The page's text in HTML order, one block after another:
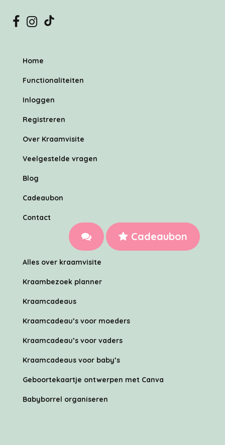
Cadeaubon
Home
Functionaliteiten
Inloggen
Registreren
Over Kraamvisite
Veelgestelde vragen
Blog
Cadeaubon
Contact
Alles over kraamvisite
Kraambezoek planner
Kraamcadeaus
Kraamcadeau’s voor moeders
Kraamcadeau’s voor vaders
Kraamcadeaus voor baby’s
Geboortekaartje ontwerpen met Canva
Babyborrel organiseren